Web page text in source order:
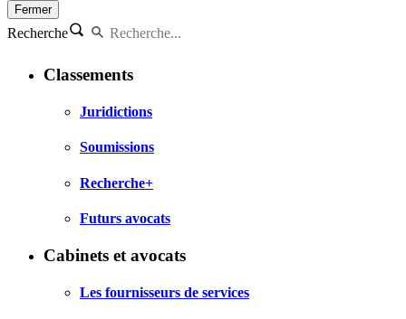
Fermer
Recherche
Classements
Juridictions
Soumissions
Recherche+
Futurs avocats
Cabinets et avocats
Les fournisseurs de services